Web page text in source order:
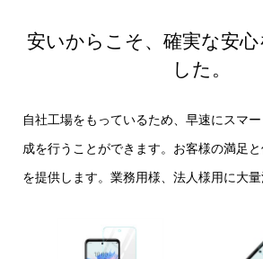
安いからこそ、確実な安心
した。
自社工場をもっているため、早速にスマ
成を行うことができます。お客様の満足
を提供します。業務用様、法人様用に大量